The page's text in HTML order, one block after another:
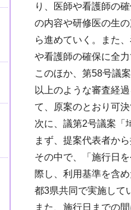
り、医師や看護師の
の内容や研修医の生
ら進めていく。また
や看護師の確保に全
このほか、第58号議
以上のような審査経
て、原案のとおり可
次に、議第2号議案「
まず、提案代表者か
その中で、「施行日
際し、利用基準を含
都3県共同で実施して
また、施行日までの